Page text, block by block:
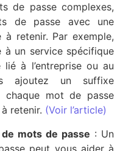
de passe complexes,
de passe avec une
retenir. Par exemple,
à un service spécifique
à l’entreprise ou au
ajoutez un suffixe
chaque mot de passe
retenir. (Voir l’article)
mots de passe : Un
peut vous aider à